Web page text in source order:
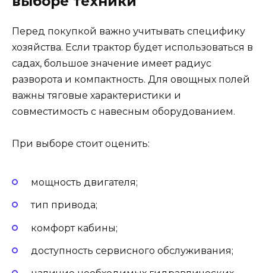
Перед покупкой важно учитывать специфику
хозяйства. Если трактор будет использоваться в
садах, большое значение имеет радиус
разворота и компактность. Для овощных полей
важны тяговые характеристики и
совместимость с навесным оборудованием.
При выборе стоит оценить:
мощность двигателя;
тип привода;
комфорт кабины;
доступность сервисного обслуживания;